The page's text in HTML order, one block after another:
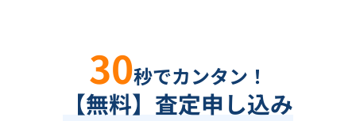
30秒でカンタン！
【無料】査定申し込み